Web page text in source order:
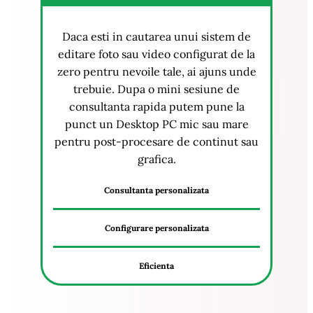
Daca esti in cautarea unui sistem de
editare foto sau video configurat de la
zero pentru nevoile tale, ai ajuns unde
trebuie. Dupa o mini sesiune de
consultanta rapida putem pune la
punct un Desktop PC mic sau mare
pentru post-procesare de continut sau
grafica.
Consultanta personalizata
Configurare personalizata
Eficienta